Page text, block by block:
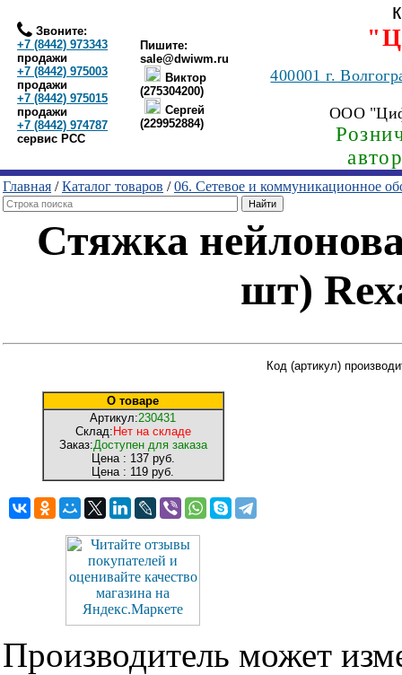
Звоните:
+7 (8442) 973343
продажи
+7 (8442) 975003
продажи
+7 (8442) 975015
продажи
+7 (8442) 974787
сервис РСС
Пишите:
sale@dwiwm.ru
Виктор
(275304200)
Сергей
(229952884)
400001г.
ООО
Главная /Каталог товаров /06. Сетевое и коммуникационное
Стяжка
шт)
О товаре
Артикул:230431
Склад: Нет на складе
Заказ:Доступен для заказа
Цена : 137 руб.
Цена : 119 руб.
Код (артикул)
Производитель может